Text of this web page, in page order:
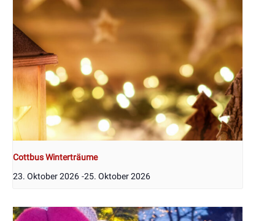
Cottbus Winterträume
23. Oktober 2026 -25. Oktober 2026